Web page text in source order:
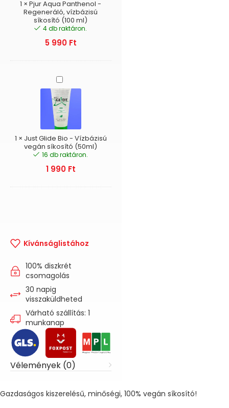
(100
ml)
1 ×Pjur Aqua Panthenol -
Regeneráló, vízbázisú
síkosító (100 ml)
4 db raktáron.
5 990 Ft
Just
Glide
Bio
-
Vízbázisú
vegán
síkosító
(50ml)
1 × Just Glide Bio - Vízbázisú
vegán síkosító (50ml)
16 db raktáron.
1 990 Ft
Kívánságlistához
100% diszkrét
csomagolás
30 napig
visszaküldheted
Várható szállítás: 1
munkanap
Vélemények (0)
Gazdaságos kiszerelésű, minőségi, 100% vegán síkosító!